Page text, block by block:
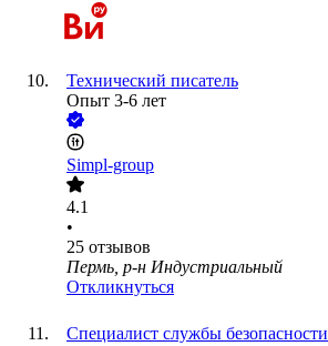
Технический писатель
Опыт 3-6 лет
Simpl-group
4.1
•
25 отзывов
Пермь, р-н Индустриальный
Откликнуться
Специалист службы безопасности